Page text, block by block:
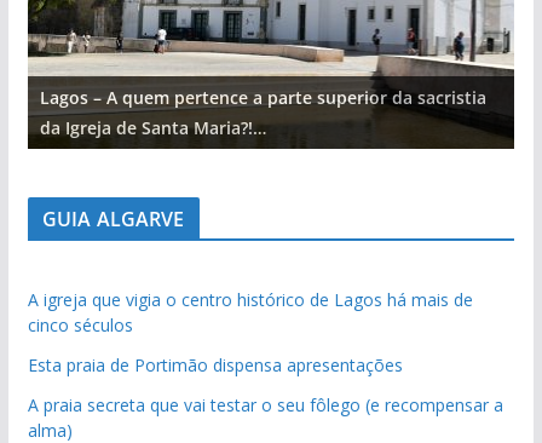
Lagos – A quem pertence a parte superior da sacristia
da Igreja de Santa Maria?!…
GUIA ALGARVE
A igreja que vigia o centro histórico de Lagos há mais de
cinco séculos
Esta praia de Portimão dispensa apresentações
A praia secreta que vai testar o seu fôlego (e recompensar a
alma)